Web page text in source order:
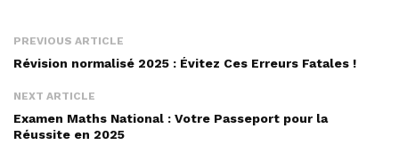
PREVIOUS ARTICLE
Révision normalisé 2025 : Évitez Ces Erreurs Fatales !
NEXT ARTICLE
Examen Maths National : Votre Passeport pour la
Réussite en 2025